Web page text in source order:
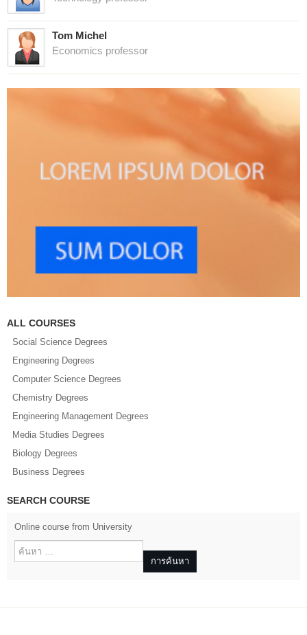
Tom Michel
Economics professor
ALL COURSES
Social Science Degrees
Engineering Degrees
Computer Science Degrees
Chemistry Degrees
Engineering Management Degrees
Media Studies Degrees
Biology Degrees
Business Degrees
SEARCH COURSE
Online course from University
การค้นหา